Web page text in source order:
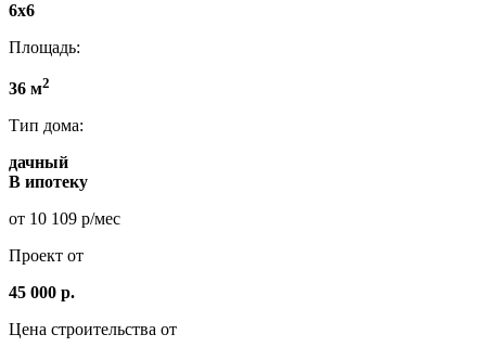
6х6
Площадь:
36 м2
Тип дома:
дачный
В ипотеку
от 10 109 р/мес
Проект от
45 000 р.
Цена строительства от